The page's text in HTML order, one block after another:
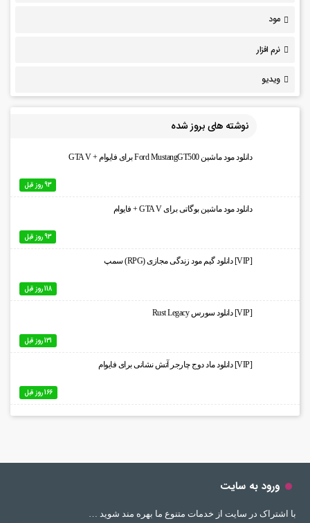
مود
نرم افزار
ویدیو
نوشته های بروز شده
دانلود مود ماشین Ford MustangGT500 برای فایوام + GTA V
93 روز قبل
دانلود مود ماشین بوگاتی برای GTA V + فایوام
93 روز قبل
[VIP] دانلود گیم مود زندگی مجازی (RPG) سمپ
118 روز قبل
[VIP] دانلود سورس Rust Legacy
131 روز قبل
[VIP] دانلود ماد دوج چارجر آتش نشانی برای فایوام
166 روز قبل
ورود به سایت
با اشتراک در سایت از خدمات متنوع ما بهره مند شوید …